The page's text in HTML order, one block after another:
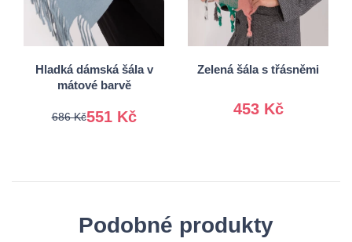
Hladká dámská šála v
mátové barvě
551 Kč
686 Kč
Univerzální
Zelená šála s třásněmi
453 Kč
Univerzální
Podobné produkty